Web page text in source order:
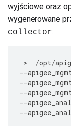
wyjściowe oraz
wygenerowane
collector:
> /opt/
--
--
--
--
--